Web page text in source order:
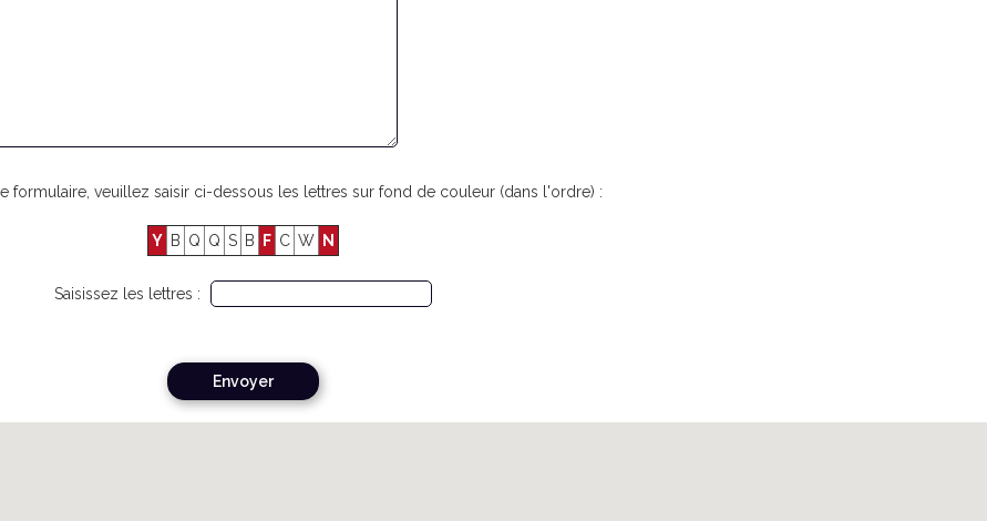
formulaire, veuillez saisir ci-dessous les lettres sur fond de couleur (dans l'ordre) :
Y B Q Q S B F C W N
Saisissez les lettres :